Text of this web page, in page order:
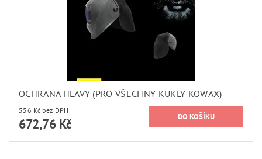
OCHRANA HLAVY (PRO VŠECHNY KUKLY KOWAX)
556 Kč bez DPH
672,76 Kč